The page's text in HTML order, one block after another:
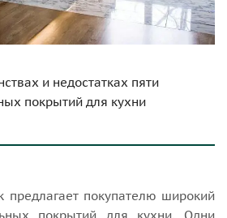
и недостатках пяти
покрытий для кухни
предлагает покупателю широкий
покрытий для кухни. Одни